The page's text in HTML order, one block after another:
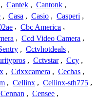
, Cantek , Cantonk ,
, Casa , Casio , Casperi ,
, Cbc America ,
, Ccd Video Camera ,
, Cctvhotdeals ,
, Cctvstar , Ccy ,
, Cdxxcamera , Cechas ,
, Cellinx , Cellinx-sth775 ,
Cennan , Censee ,